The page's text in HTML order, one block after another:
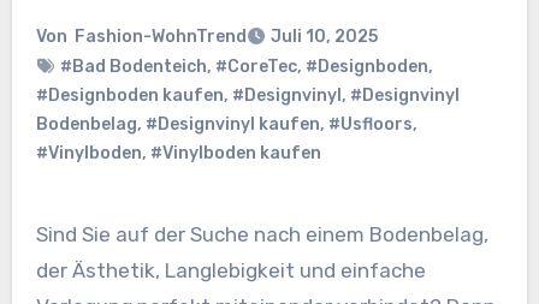
Von Fashion-WohnTrend
Juli 10, 2025
#Bad Bodenteich, #CoreTec, #Designboden,
#Designboden kaufen, #Designvinyl , #Designvinyl
Bodenbelag, #Designvinyl kaufen, #Usfloors,
#Vinylboden, #Vinylboden kaufen
Sind Sie auf der Suche nach einem Bodenbelag,
der Ästhetik, Langlebigkeit und einfache